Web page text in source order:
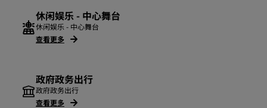
休闲娱乐 - 中心舞台
休闲娱乐 - 中心舞台
查看更多
政府政务出行
政府政务出行
查看更多